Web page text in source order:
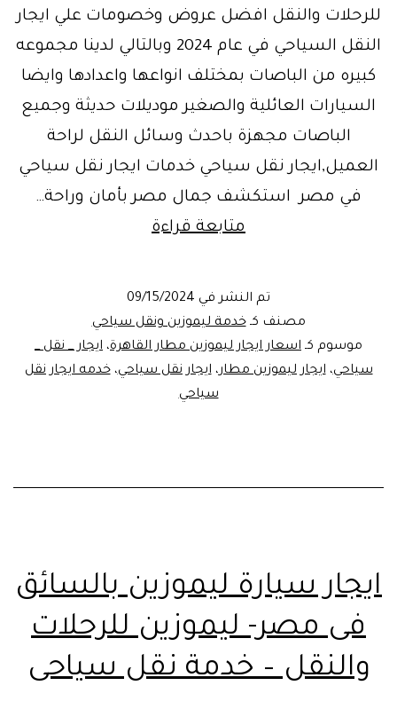
للرحلات والنقل افضل عروض وخصومات علي ايجار
النقل السياحي في عام 2024 وبالتالي لدينا مجموعه
كبيره من الباصات بمختلف انواعها واعدادها وايضا
السيارات العائلية والصغير موديلات حديثة وجميع
الباصات مجهزة باحدث وسائل النقل لراحة
العميل,ايجار نقل سياحي خدمات ايجار نقل سياحي
في مصر استكشف جمال مصر بأمان وراحة…
متابعة قراءةافضل
شركة
ليموزين
للرحلات
والنقل
تم النشر في 09/15/2024
مصنف كـخدمة ليموزين ونقل سياحي
موسوم كـ اسعار ايجار ليموزين مطار القاهرة، ايجار _ نقل _
سياحي،ايجار ليموزين مطار،ايجار نقل سياحي،خدمه ايجار نقل
سياحي
ايجار سيارة ليموزين بالسائق
فى مصر- ليموزين للرحلات
والنقل – خدمة نقل سياحى